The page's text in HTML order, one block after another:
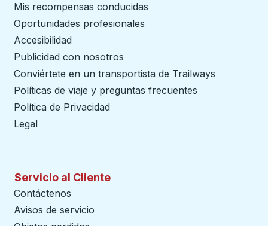
Mis recompensas conducidas
Oportunidades profesionales
Accesibilidad
Publicidad con nosotros
Conviértete en un transportista de Trailways
Políticas de viaje y preguntas frecuentes
Política de Privacidad
Legal
Servicio al Cliente
Contáctenos
Avisos de servicio